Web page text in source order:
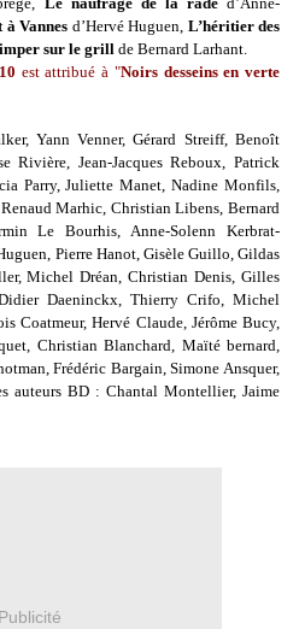
Vannes d’Hervé Huguen, L’héritier des
sur le grill de Bernard Larhant.
est attribué à "Noirs desseins en verte
Yann Venner, Gérard Streiff, Benoît
Rivière, Jean-Jacques Reboux, Patrick
Parry, Juliette Manet, Nadine Monfils,
Marhic, Christian Libens, Bernard
Le Bourhis, Anne-Solenn Kerbrat-
Pierre Hanot, Gisèle Guillo, Gildas
Michel Dréan, Christian Denis, Gilles
Daeninckx, Thierry Crifo, Michel
Coatmeur, Hervé Claude, Jérôme Bucy,
Christian Blanchard, Maïté bernard,
Frédéric Bargain, Simone Ansquer,
auteurs BD : Chantal Montellier, Jaime
Publicité